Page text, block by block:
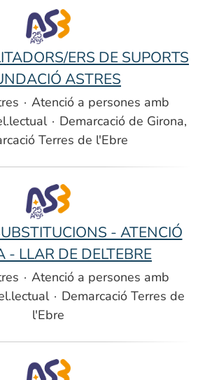
ERS DE SUPORTS
ASTRES
· Atenció a persones amb
· Demarcació de Girona,
Terres de l'Ebre
- ATENCIÓ
- LLAR DE DELTEBRE
· Atenció a persones amb
· Demarcació Terres de
l'Ebre